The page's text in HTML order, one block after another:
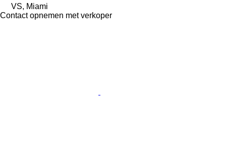
VS, Miami
Contact opnemen met verkoper